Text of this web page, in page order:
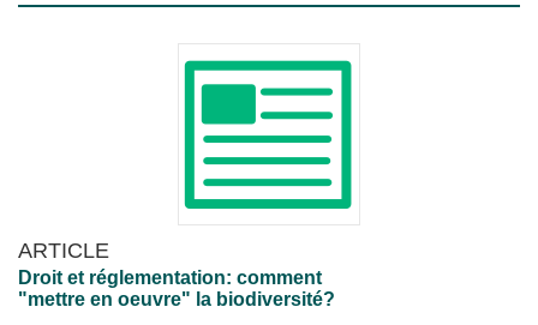
ARTICLE
Droit et réglementation: comment
"mettre en oeuvre" la biodiversité?